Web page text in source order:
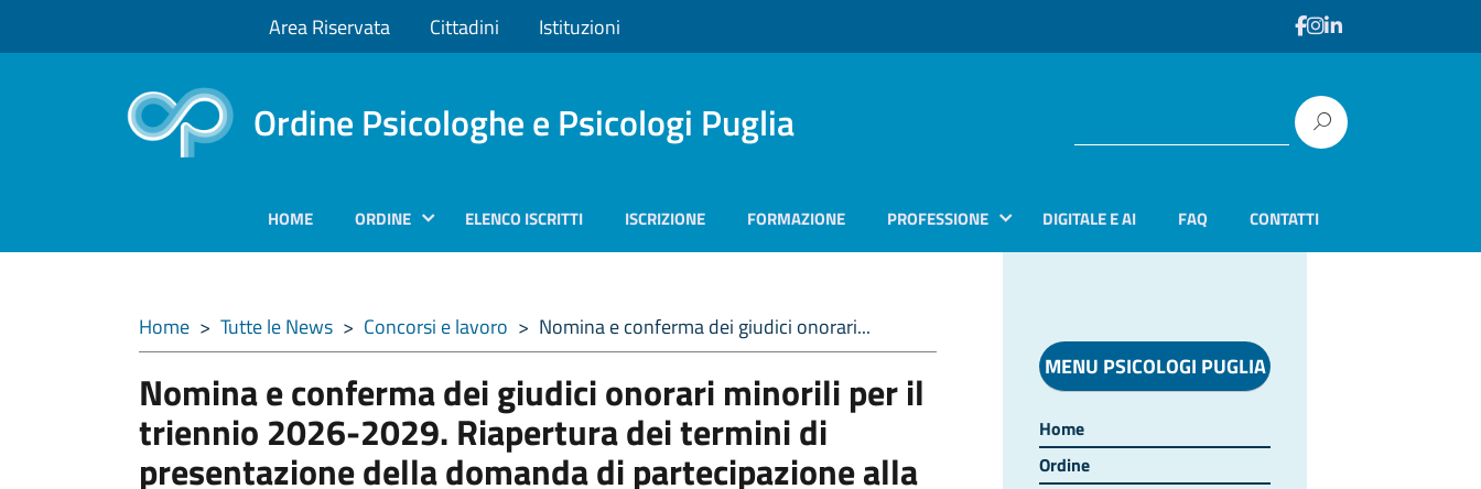
Area Riservata Cittadini Istituzioni
Ordine Psicologhe e Psicologi Puglia
HOME ORDINE ELENCO ISCRITTI ISCRIZIONE FORMAZIONE PROFESSIONE DIGITALE E AI FAQ CONTATTI
Home > Tutte le News > Concorsi e lavoro > Nomina e conferma dei giudici onorari...
Nomina e conferma dei giudici onorari minorili per il
triennio 2026-2029. Riapertura dei termini di
presentazione della domanda di partecipazione alla
MENU PSICOLOGI PUGLIA
Home
Ordine